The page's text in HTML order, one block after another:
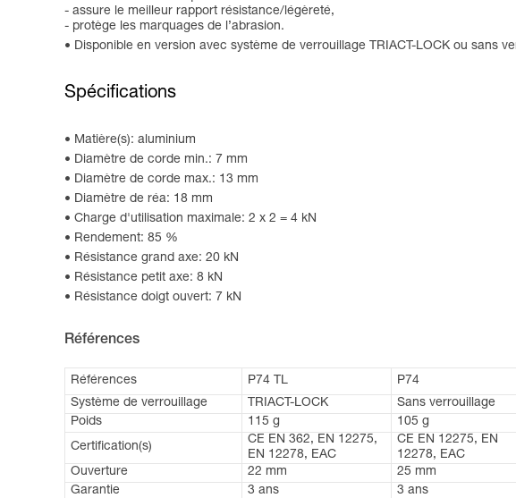
- assure le meilleur rapport résistance/légèreté,
- protège les marquages de l’abrasion.
Disponible en version avec système de verrouillage TRIACT-LOCK ou sans
Spécifications
Matière(s): aluminium
Diamètre de corde min.: 7 mm
Diamètre de corde max.: 13 mm
Diamètre de réa: 18 mm
Charge d'utilisation maximale: 2 x 2 = 4 kN
Rendement: 85 %
Résistance grand axe: 20 kN
Résistance petit axe: 8 kN
Résistance doigt ouvert: 7 kN
Références
Références P74 TL
P74
Système de verrouillage
TRIACT-LOCK
Sans verrouillage
Poids
115 g
105 g
Certification(s)
CE EN 362, EN 12275,
EN 12278, EAC
CE EN 12275, EN
12278, EAC
Ouverture
22 mm
25 mm
Garantie
3 ans
3 ans